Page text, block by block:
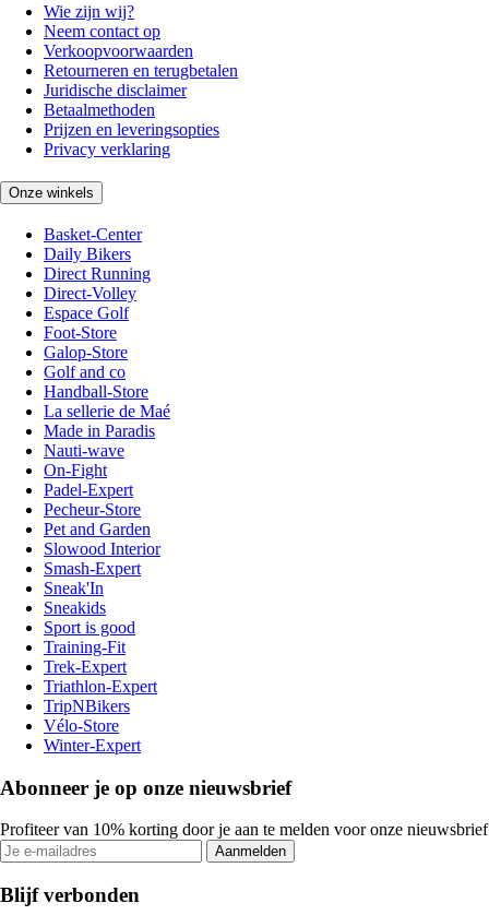
Wie zijn wij?
Neem contact op
Verkoopvoorwaarden
Retourneren en terugbetalen
Juridische disclaimer
Betaalmethoden
Prijzen en leveringsopties
Privacy verklaring
Onze winkels
Basket-Center
Daily Bikers
Direct Running
Direct-Volley
Espace Golf
Foot-Store
Galop-Store
Golf and co
Handball-Store
La sellerie de Maé
Made in Paradis
Nauti-wave
On-Fight
Padel-Expert
Pecheur-Store
Pet and Garden
Slowood Interior
Smash-Expert
Sneak'In
Sneakids
Sport is good
Training-Fit
Trek-Expert
Triathlon-Expert
TripNBikers
Vélo-Store
Winter-Expert
Abonneer je op onze nieuwsbrief
Profiteer van 10% korting door je aan te melden voor onze nieuwsbrief
Aanmelden
Blijf verbonden